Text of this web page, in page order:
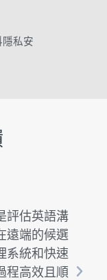
隱私安
訓和發展中
簡化了對面
的真
技能的評估，